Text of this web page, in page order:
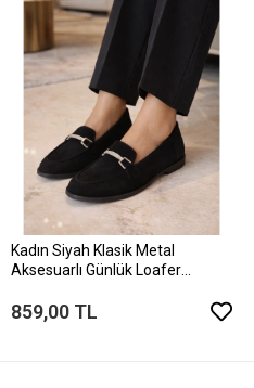
Kadın Siyah Klasik Metal
Aksesuarlı Günlük Loafer
859,00 TL